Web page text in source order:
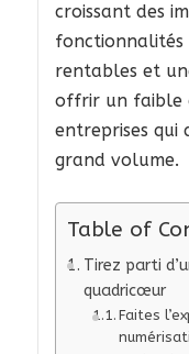
croissant des
fonctionnalités
rentables et
offrir un faible
entreprises qui
grand volume.
Table of
Tirez parti
quadricœur
Faites